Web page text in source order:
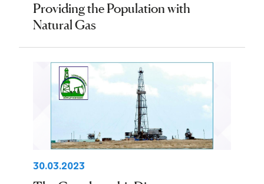
Providing the Population with
Natural Gas
30.03.2023